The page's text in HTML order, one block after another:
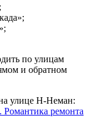
по улицам
и обратном
улице Н-Неман:
Романтика ремонта